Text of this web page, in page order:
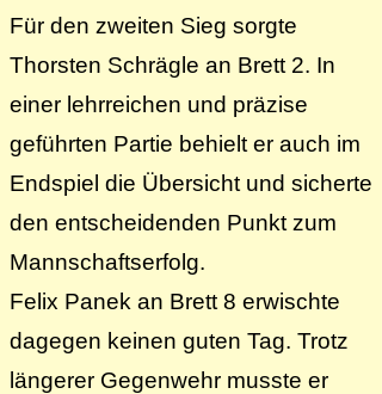
Für den zweiten Sieg sorgte
Thorsten Schrägle an Brett 2. In
einer lehrreichen und präzise
geführten Partie behielt er auch im
Endspiel die Übersicht und sicherte
den entscheidenden Punkt zum
Mannschaftserfolg.
Felix Panek an Brett 8 erwischte
dagegen keinen guten Tag. Trotz
längerer Gegenwehr musste er